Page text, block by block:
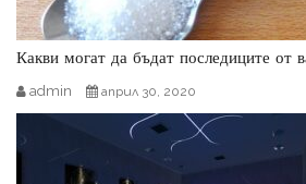
Какви могат да бъдат последиците от
admin април 30, 2020